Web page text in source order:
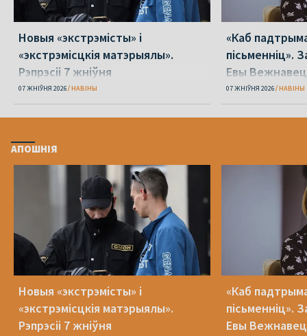
Новыя «экстрэмісты» і
«экстрэмісцкія матэрыялы».
Рэпрэсіі 7 жніўня
07 ЖНІЎНЯ 2026 НАВІНЫ
«Каб
пісьменніц».
Евы Вежнавец
07 ЖНІЎНЯ 2026 НАВІНЫ
АПОШНІЯ
Новыя «экстрэмісты» і
«экстрэмісцкія матэрыялы».
Рэпрэсіі 7 жніўня
«Каб
пісьменніц».
Евы Вежнавец